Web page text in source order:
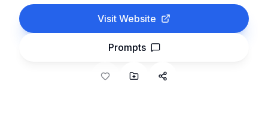
Visit Website
Prompts